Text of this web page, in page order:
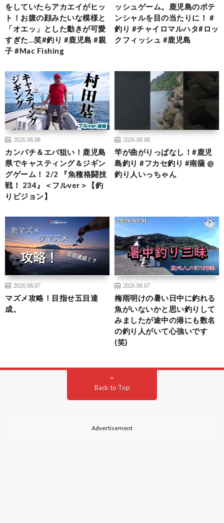
をしていたらアカエイがヒッ
ト！お腹の顔みたいな模様と
「オエッ」とした動きが可愛
すぎた…笑#釣り #鹿児島 #親
子 #Mac Fishing
ッシュゲーム。鹿児島のポテ
ンシャルを目の当たりに！ #
釣り #チャイロマルハタ#ロッ
クフィッシュ #鹿児島
2026.08.08
カンパチ＆エバ狙い！鹿児島
県でキャスティング＆ジギン
グゲーム！ 2/2 『魚種格闘技
戦！ 234』＜フルver＞【釣
りビジョン】
2026.08.08
竿が曲がりっぱなし！#鹿児
島釣り #フカセ釣り #南薩 @
釣り人いっちゃん
2026.08.07
マズメ攻略！目指せ五目達
成。
2026.08.07
梅雨明けの暑い日中に釣れる
魚がいないかと思い釣りして
みましたが途中の港にも数名
の釣り人がいて心強いです
(笑)
Back to Top
Advertisement